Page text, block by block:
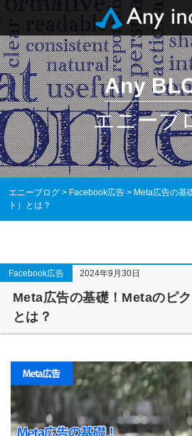
Any
エニーブ
エニーブログ > Facebook広告 > Meta広告の基
ト）とは？
Facebook広告 2024年9月30日
Meta広告の基礎！Metaのピク
とは？